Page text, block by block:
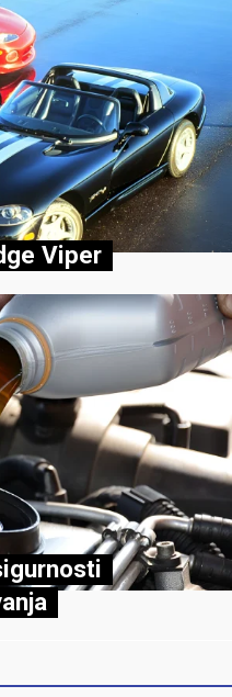
Viper